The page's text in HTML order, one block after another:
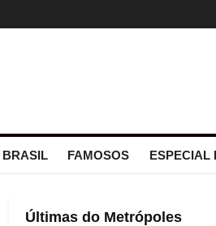
BRASIL FAMOSOS ESPECIAL
Últimas do Metrópoles